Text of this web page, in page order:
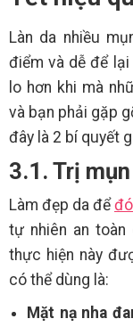
Làn da nhiều
điểm và dễ để lại
lo hơn khi mà
và bạn phải gặp
đây là 2 bí quyết
3.1. Trị
Làm đẹp da để
tự nhiên an
thực hiện này
có thể dùng là:
Mặt nạ nha